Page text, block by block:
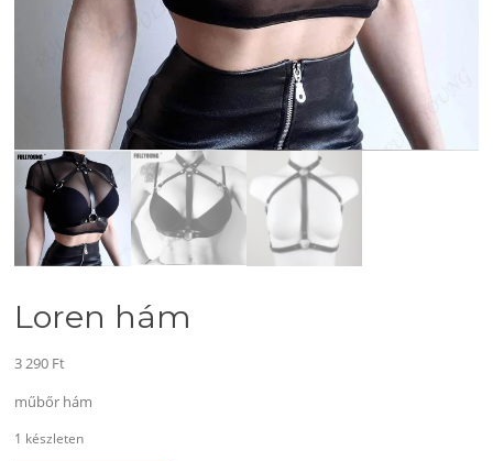
Loren hám
3 290 Ft
műbőr hám
1 készleten